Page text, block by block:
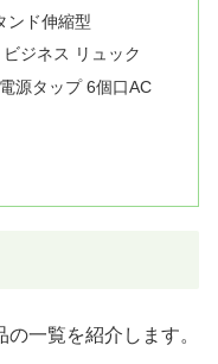
ンド伸縮型
ジネス リュック
源タップ 6個口AC
一覧を紹介します。